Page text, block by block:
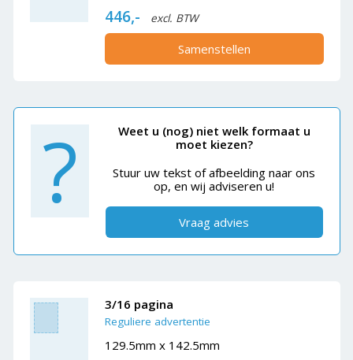
446,- excl. BTW
Samenstellen
?
Weet u (nog) niet welk formaat u
moet kiezen?
Stuur uw tekst of afbeelding naar ons
op, en wij adviseren u!
Vraag advies
3/16 pagina
Reguliere advertentie
129.5mm x 142.5mm